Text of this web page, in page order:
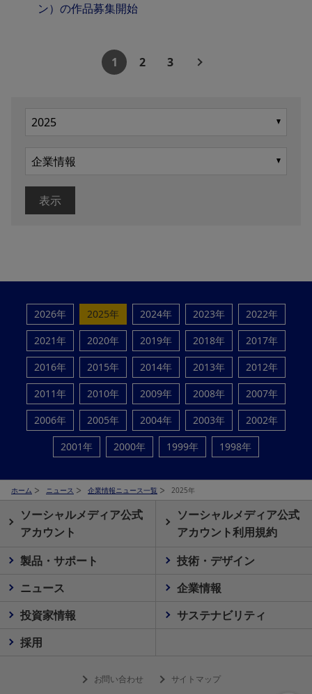
ン）の作品募集開始
1 2 3
表示
2026年 2025年 2024年 2023年
2022年
2021年
2020年 2019年 2018年
2017年
2016年
2015年 2014年 2013年
2012年
2011年
2010年 2009年 2008年
2007年
2006年
2005年 2004年 2003年
2002年
2001年
2000年 1999年 1998年
ホーム ニュース 企業情報ニュース一覧 2025年
ソーシャルメディア公式
アカウント
ソーシャルメディア公式
アカウント利用規約
製品・サポート
技術・デザイン
ニュース
企業情報
投資家情報
サステナビリティ
採用
お問い合わせ
サイトマップ